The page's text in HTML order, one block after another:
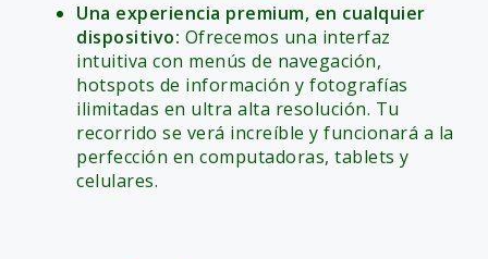
Una experiencia premium, en cualquier
dispositivo: Ofrecemos una interfaz
intuitiva con menús de navegación,
hotspots de información y fotografías
ilimitadas en ultra alta resolución. Tu
recorrido se verá increíble y funcionará a la
perfección en computadoras, tablets y
celulares.